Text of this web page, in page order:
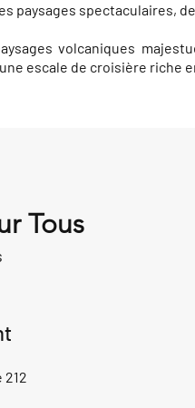
paysages spectaculaires,
volcaniques
escale de croisière riche
Tous
212